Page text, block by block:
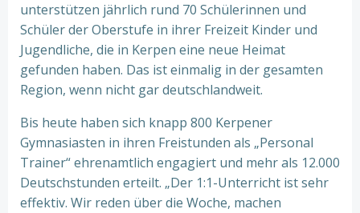
unterstützen jährlich rund 70 Schülerinnen und
Schüler der Oberstufe in ihrer Freizeit Kinder und
Jugendliche, die in Kerpen eine neue Heimat
gefunden haben. Das ist einmalig in der gesamten
Region, wenn nicht gar deutschlandweit.
Bis heute haben sich knapp 800 Kerpener
Gymnasiasten in ihren Freistunden als „Personal
Trainer“ ehrenamtlich engagiert und mehr als 12.000
Deutschstunden erteilt. „Der 1:1-Unterricht ist sehr
effektiv. Wir reden über die Woche, machen